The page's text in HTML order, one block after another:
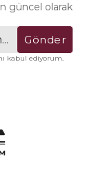
güncel olarak
Gönder
kabul ediyorum.